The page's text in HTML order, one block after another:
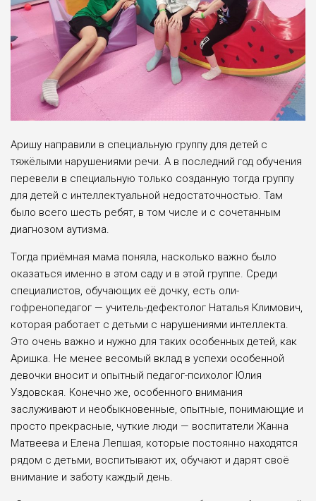
Аришу направили в специальную группу для детей с
тяжёлыми нару­шениями речи. А в последний год об­учения
перевели в специальную толь­ко созданную тогда группу
для детей с интеллектуальной недостаточностью. Там
было всего шесть ребят, в том чис­ле и с сочетанным
диагнозом аутизма.
Тогда приёмная мама поняла, на­сколько важно было
оказаться именно в этом саду и в этой группе. Среди
специ­алистов, обучающих её дочку, есть оли­
гофренопедагог — учитель-дефектолог Наталья Климович,
которая работает с детьми с нарушениями интеллекта.
Это очень важно и нужно для таких особен­ных детей, как
Аришка. Не менее весо­мый вклад в успехи особенной
девоч­ки вносит и опытный педагог-психолог Юлия
Уздовская. Конечно же, осо­бенного внимания
заслуживают и не­обыкновенные, опытные, понимаю­щие и
просто прекрасные, чуткие лю­ди — воспитатели Жанна
Матвеева и Елена Лепшая, которые постоянно на­ходятся
рядом с детьми, воспитывают их, обучают и дарят своё
внимание и за­боту каждый день.